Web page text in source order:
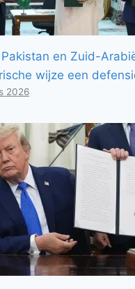
en Zuid-
wijze een
2026